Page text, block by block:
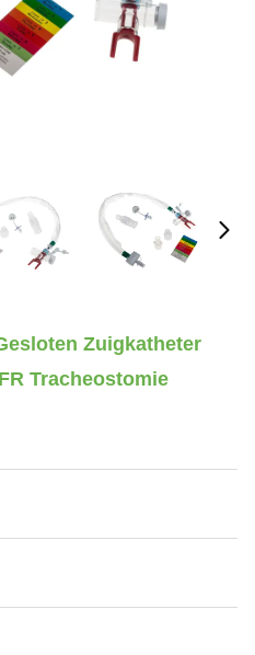
Zuigkatheter
Tracheostomie